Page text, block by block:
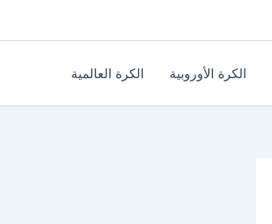
الكرة الأوروبية الكرة العالمية